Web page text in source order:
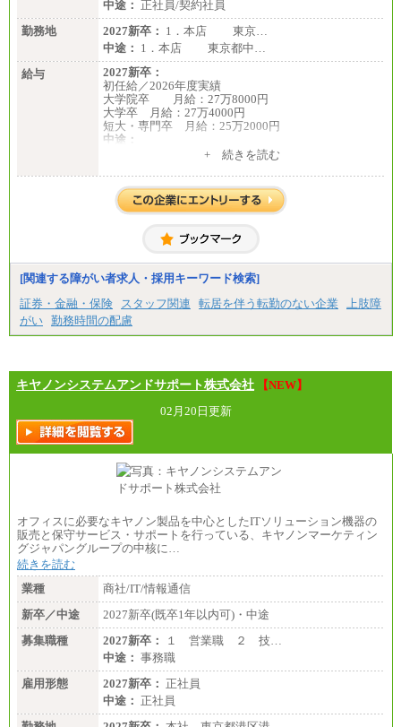
中途： 正社員/契約社員
勤務地
2027新卒： 1．本店 東京…
中途： 1．本店 東京都中…
給与
2027新卒：
初任給／2026年度実績
大学院卒 月給：27万8000円
大学卒 月給：27万4000円
短大・専門卒 月給：25万2000円
中途：
※職務経験等を考慮し決定いたします。
※試用期間中も給与に変更はございません
+ 続きを読む
[関連する障がい者求人・採用キーワード検索]
証券・金融・保険
スタッフ関連 転居を伴う転勤のない企業
上肢障
がい 勤務時間の配慮
キヤノンシステムアンドサポート株式会社
【NEW】
02月20日更新
オフィスに必要なキヤノン製品を中心としたITソリューション機器の
販売と保守サービス・サポートを行っている、キヤノンマーケティン
グジャパングループの中核に…
続きを読む
業種
商社/IT/情報通信
新卒／中途
2027新卒(既卒1年以内可)・中途
募集職種
2027新卒：
１ 営業職 ２ 技…
中途： 事務職
雇用形態
2027新卒： 正社員
中途： 正社員